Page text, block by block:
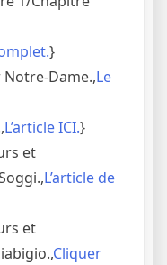
}
Dame.,Le
L’article ICI.}
et
L’article de
et
Cliquer